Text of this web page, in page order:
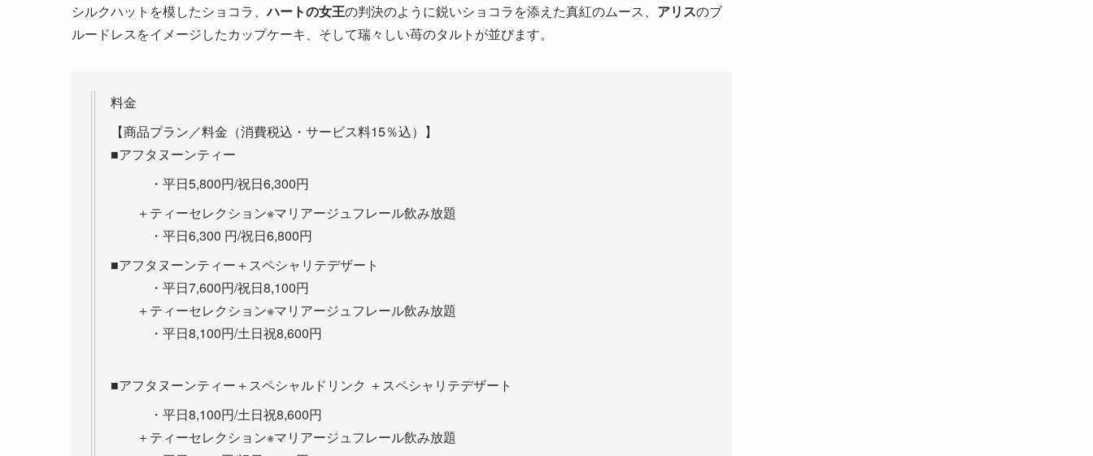
シルクハットを模したショコラ、ハートの女王の判決のように鋭いショコラを添えた真紅のムース、 アリスのブ
ルードレスをイメージしたカップケーキ、そして瑞々しい苺のタルトが並びます。
料金
【商品プラン／料金（消費税込・サービス料15％込）】
■アフタヌーンティー
・平日5,800円/祝日6,300円
＋ティーセレクション※マリアージュフレール飲み放題
・平日6,300 円/祝日6,800円
■アフタヌーンティー＋スペシャリテデザート
・平日7,600円/祝日8,100円
＋ティーセレクション※マリアージュフレール飲み放題
・平日8,100円/土日祝8,600円
■アフタヌーンティー＋スペシャルドリンク ＋スペシャリテデザート
・平日8,100円/土日祝8,600円
＋ティーセレクション※マリアージュフレール飲み放題